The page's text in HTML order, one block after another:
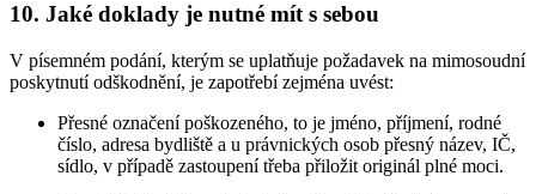
10. Jaké doklady je nutné mít s sebou
V písemném podání, kterým se uplatňuje požadavek na mimosoudní
poskytnutí odškodnění, je zapotřebí zejména uvést:
Přesné označení poškozeného, to je jméno, příjmení, rodné
číslo, adresa bydliště a u právnických osob přesný název, IČ,
sídlo, v případě zastoupení třeba přiložit originál plné moci.